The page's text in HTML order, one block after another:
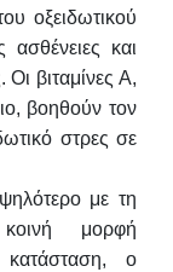
οξειδωτικού
ασθένειες και
βιταμίνες Α,
βοηθούν τον
στρες σε
με τη
μορφή
κατάσταση, ο